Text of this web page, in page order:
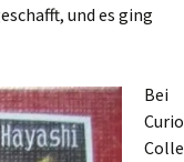
und es ging
Bei
Curio
Colle